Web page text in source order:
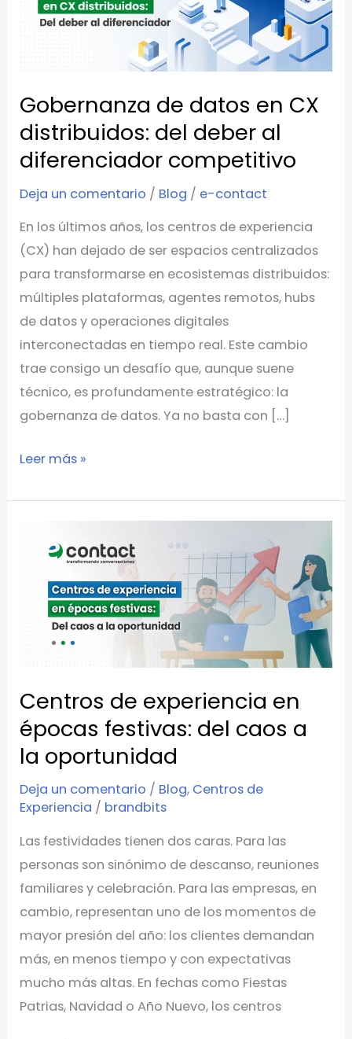
Gobernanza de datos en CX
distribuidos: del deber al
diferenciador competitivo
Deja un comentario / Blog / e-contact
En los últimos años, los centros de experiencia
(CX) han dejado de ser espacios centralizados
para transformarse en ecosistemas distribuidos:
múltiples plataformas, agentes remotos, hubs
de datos y operaciones digitales
interconectadas en tiempo real. Este cambio
trae consigo un desafío que, aunque suene
técnico, es profundamente estratégico: la
gobernanza de datos. Ya no basta con […]
deber
al
diferenciador
competitivo
Leer más »
Centros de experiencia en
épocas festivas: del caos a
la oportunidad
Deja un comentario / Blog, Centros de
Experiencia / brandbits
Las festividades tienen dos caras. Para las
personas son sinónimo de descanso, reuniones
familiares y celebración. Para las empresas, en
cambio, representan uno de los momentos de
mayor presión del año: los clientes demandan
más, en menos tiempo y con expectativas
mucho más altas. En fechas como Fiestas
Patrias, Navidad o Año Nuevo, los centros
experiencia
épocas
festivas:
caos
a
la
oportunidad